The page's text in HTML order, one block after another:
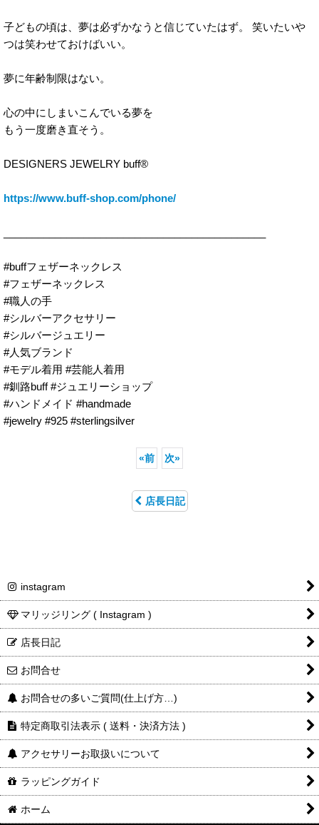
子どもの頃は、夢は必ずかなうと信じていたはず。 笑いたいや
つは笑わせておけばいい。
夢に年齢制限はない。
心の中にしまいこんでいる夢を
もう一度磨き直そう。
DESIGNERS JEWELRY buff®︎
https://www.buff-shop.com/phone/
#buffフェザーネックレス
#フェザーネックレス
#職人の手
#シルバーアクセサリー
#シルバージュエリー
#人気ブランド
#モデル着用 #芸能人着用
#釧路buff #ジュエリーショップ
#ハンドメイド #handmade
#jewelry #925 #sterlingsilver
«前 次»
店長日記
instagram
マリッジリング ( Instagram )
店長日記
お問合せ
お問合せの多いご質問(仕上げ方…)
特定商取引法表示 ( 送料・決済方法 )
アクセサリーお取扱いについて
ラッピングガイド
ホーム